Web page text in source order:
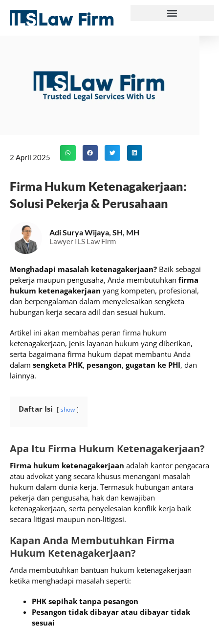
content
2 April 2025
Firma Hukum Ketenagakerjaan:
Solusi Pekerja & Perusahaan
Adi Surya Wijaya, SH, MH
Lawyer ILS Law Firm
Menghadapi masalah ketenagakerjaan? Baik sebagai
pekerja maupun pengusaha, Anda membutuhkan firma
hukum ketenagakerjaan yang kompeten, profesional,
dan berpengalaman dalam menyelesaikan sengketa
hubungan kerja secara adil dan sesuai hukum.
Artikel ini akan membahas peran firma hukum
ketenagakerjaan, jenis layanan hukum yang diberikan,
serta bagaimana firma hukum dapat membantu Anda
dalam sengketa PHK, pesangon, gugatan ke PHI, dan
lainnya.
Daftar Isi show
Apa Itu Firma Hukum Ketenagakerjaan?
Firma hukum ketenagakerjaan adalah kantor pengacara
atau advokat yang secara khusus menangani masalah
hukum dalam dunia kerja. Termasuk hubungan antara
pekerja dan pengusaha, hak dan kewajiban
ketenagakerjaan, serta penyelesaian konflik kerja baik
secara litigasi maupun non-litigasi.
Kapan Anda Membutuhkan Firma
Hukum Ketenagakerjaan?
Anda membutuhkan bantuan hukum ketenagakerjaan
ketika menghadapi masalah seperti:
PHK sepihak tanpa pesangon
Pesangon tidak dibayar atau dibayar tidak
sesuai